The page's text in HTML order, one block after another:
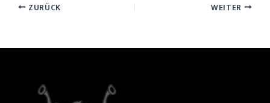
ZURÜCK WEITER